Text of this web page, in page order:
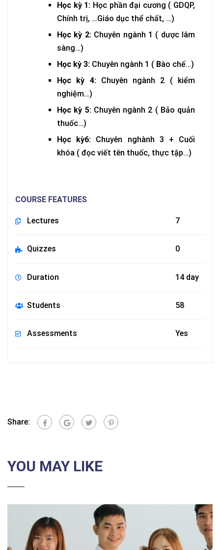
Học kỳ 1: Học phần đại cương ( GDQP,
Chính trị, …Giáo dục thể chất, …)
Học kỳ 2:Chuyên ngành 1 ( dược lâm
sàng…)
Học kỳ 3: Chuyên ngành 1 ( Bào chế…)
Học kỳ 4:Chuyên ngành 2 ( kiểm
nghiệm…)
Học kỳ 5:Chuyên ngành 2 ( Bảo quản
thuốc…)
Học kỳ6: Chuyên nghành 3 + Cuối
khóa ( đọc viết tên thuốc, thực tập…)
COURSE FEATURES
Lectures 7
Quizzes 0
Duration 14 day
Students 58
Assessments Yes
Share:
YOU MAY LIKE